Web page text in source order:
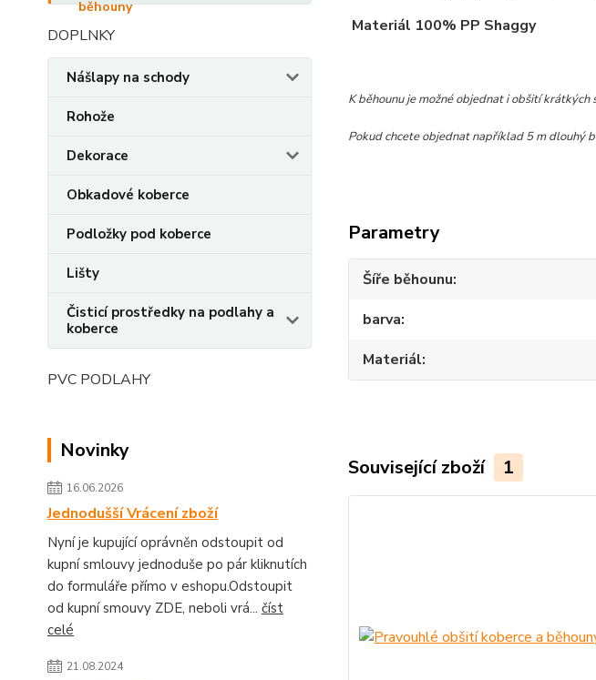
DOPLNKY
Nášlapy na schody
Rohože
Dekorace
Obkadové koberce
Podložky pod koberce
Lišty
Čisticí prostředky na podlahy a
koberce
PVC PODLAHY
Novinky
16.06.2026
Jednodušší Vrácení zboží
Nyní je kupující oprávněn odstoupit od
kupní smlouvy jednoduše po pár kliknutích
do formuláře přímo v eshopu.Odstoupit
od kupní smouvy ZDE, neboli vrá... číst
celé
21.08.2024
Materiál 100% PP Shaggy
K běhounu je možné objednat i obšití
Pokud chcete objednat například 5 m dlouhý
Parametry
Šíře běhounu
barva
Materiál
Související zboží 1